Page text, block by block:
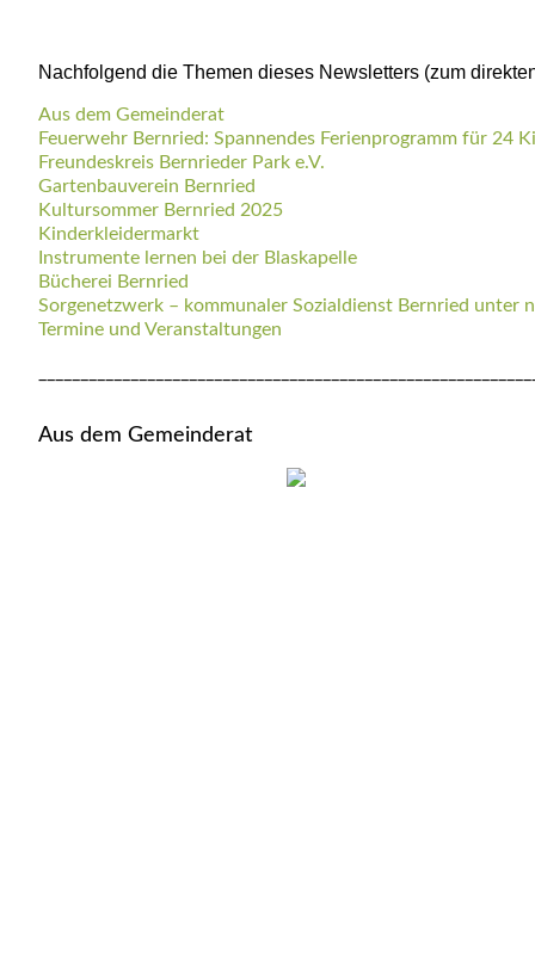
Nachfolgend die Themen dieses Newsletters (zum
Aus dem Gemeinderat
Feuerwehr Bernried: Spannendes Ferienprogramm für 24
Freundeskreis Bernrieder Park e.V.
Gartenbauverein Bernried
Kultursommer Bernried 2025
Kinderkleidermarkt
Instrumente lernen bei der Blaskapelle
Bücherei Bernried
Sorgenetzwerk – kommunaler Sozialdienst Bernried unter
Termine und Veranstaltungen
Aus dem Gemeinderat